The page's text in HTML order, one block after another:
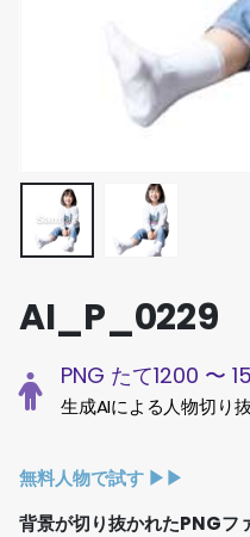
AI_P_0229
PNG たて1200 〜
生成AIによる人物切り
無料人物で試す ▶︎▶︎
背景が切り抜かれたPNGフ